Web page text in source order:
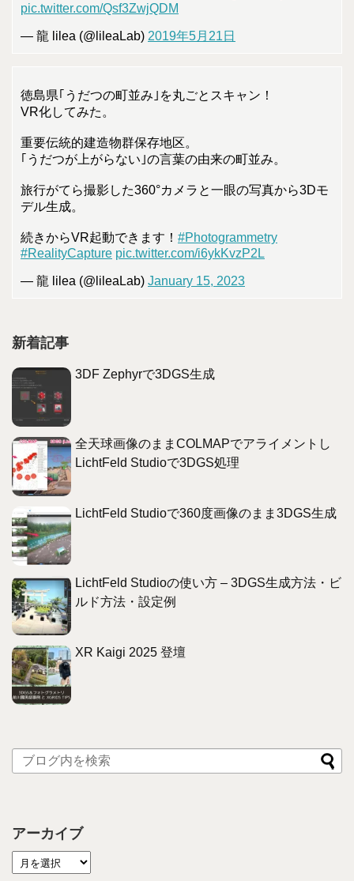
pic.twitter.com/Qsf3ZwjQDM
— 龍 lilea (@lileaLab) 2019年5月21日
徳島県｢うだつの町並み｣を丸ごとスキャン！
VR化してみた。
重要伝統的建造物群保存地区。
｢うだつが上がらない｣の言葉の由来の町並み。
旅行がてら撮影した360°カメラと一眼の写真から3Dモ
デル生成。
続きからVR起動できます！ #Photogrammetry
#RealityCapture pic.twitter.com/i6ykKvzP2L
— 龍 lilea (@lileaLab) January 15, 2023
新着記事
3DF Zephyrで3DGS生成
全天球画像のままCOLMAPでアライメントし
LichtFeld Studioで3DGS処理
LichtFeld Studioで360度画像のまま3DGS生成
LichtFeld Studioの使い方 – 3DGS生成方法・ビ
ルド方法・設定例
XR Kaigi 2025 登壇
アーカイブ